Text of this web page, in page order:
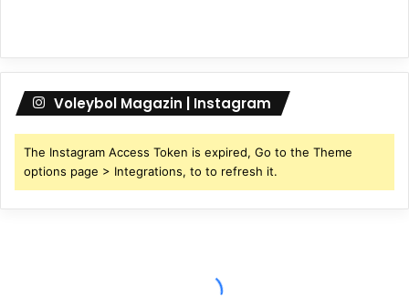
Voleybol Magazin | Instagram
The Instagram Access Token is expired, Go to the Theme
options page > Integrations, to to refresh it.